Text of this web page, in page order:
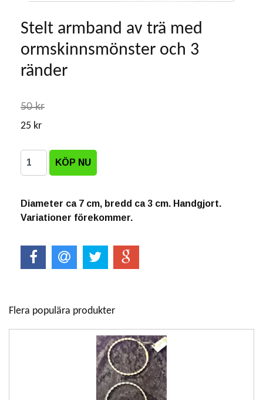
Stelt armband av trä med
ormskinnsmönster och 3
ränder
50 kr
25 kr
Diameter ca 7 cm, bredd ca 3 cm. Handgjort.
Variationer förekommer.
Flera populära produkter